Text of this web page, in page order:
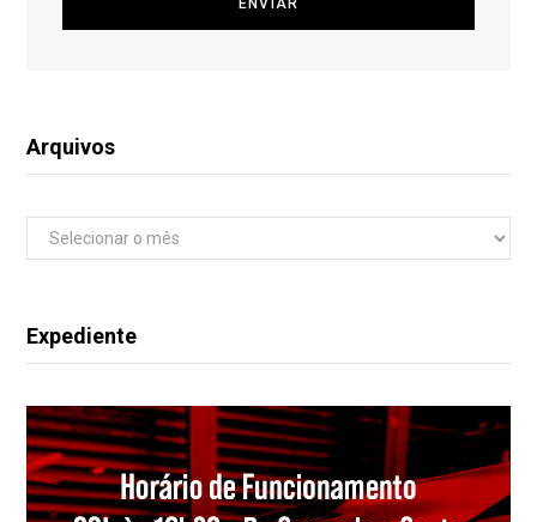
Arquivos
Arquivos
Expediente